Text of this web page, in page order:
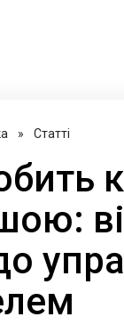
» Статті